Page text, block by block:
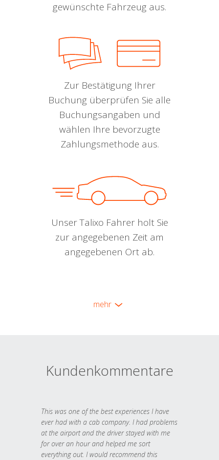
gewünschte Fahrzeug aus.
Zur Bestätigung Ihrer
Buchung überprüfen Sie alle
Buchungsangaben und
wählen Ihre bevorzugte
Zahlungsmethode aus.
Unser Talixo Fahrer holt Sie
zur angegebenen Zeit am
angegebenen Ort ab.
mehr
Kundenkommentare
This was one of the best experiences I have
ever had with a cab company. I had problems
at the airport and the driver stayed with me
for over an hour and helped me sort
everything out. I would recommend this